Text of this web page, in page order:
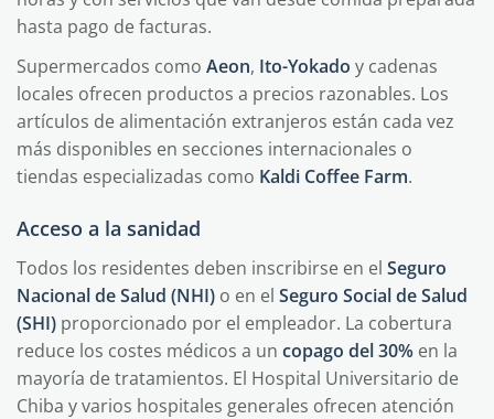
hasta pago de facturas.
Supermercados como Aeon, Ito-Yokado y cadenas
locales ofrecen productos a precios razonables. Los
artículos de alimentación extranjeros están cada vez
más disponibles en secciones internacionales o
tiendas especializadas como Kaldi Coffee Farm.
Acceso a la sanidad
Todos los residentes deben inscribirse en el Seguro
Nacional de Salud (NHI) o en el Seguro Social de Salud
(SHI) proporcionado por el empleador. La cobertura
reduce los costes médicos a un copago del 30% en la
mayoría de tratamientos. El Hospital Universitario de
Chiba y varios hospitales generales ofrecen atención